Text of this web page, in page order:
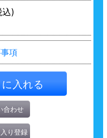
込)
項
入れる
合わせ
り登録